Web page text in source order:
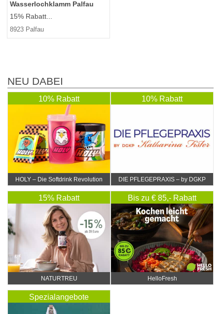
Wasserlochklamm Palfau
15% Rabatt...
8923 Palfau
NEU DABEI
10% Rabatt
HOLY – Die Softdrink Revolution
10% Rabatt
DIE PFLEGEPRAXIS – by DGKP
15% Rabatt
NATURTREU
Bis zu € 85,- Rabatt
HelloFresh
Spezialangebote